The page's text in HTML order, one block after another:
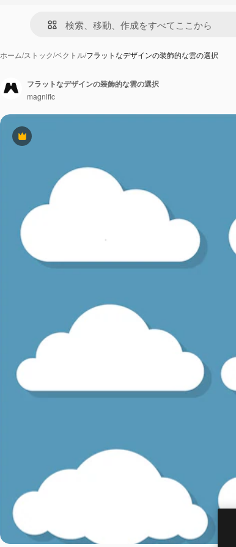
ホーム/ストック/ベクトル/フラットなデザインの装飾的な雲の選択
Premium
フラットなデザインの装飾的な雲の選択
magnific